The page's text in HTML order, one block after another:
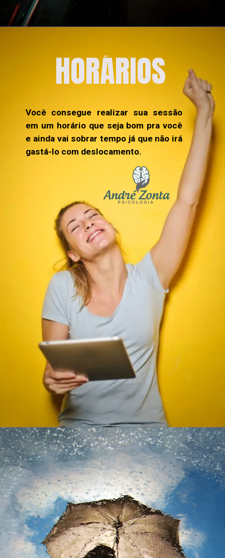
HORÁRIOS
Você consegue realizar sua sessão
em um horário que seja bom pra você
e ainda vai sobrar tempo já que não irá
gastá-lo com deslocamento.